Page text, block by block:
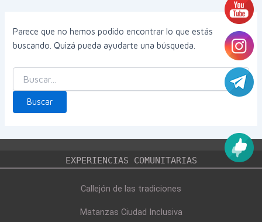
Parece que no hemos podido encontrar lo que estás
buscando. Quizá pueda ayudarte una búsqueda.
Buscar
por:
EXPERIENCIAS COMUNITARIAS
Callejón de las tradiciones
Matanzas Ciudad Inclusiva